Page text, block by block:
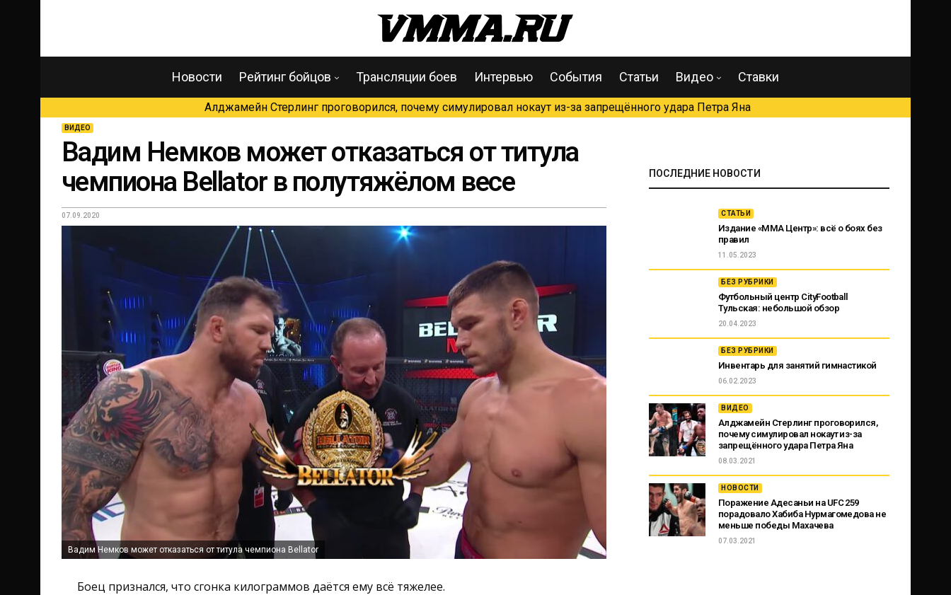
Новости Рейтинг бойцов Трансляции боев Интервью События Статьи Видео Ставки
Алджамейн Стерлинг проговорился, почему симулировал нокаут из-за запрещённого удара Петра Яна
ВИДЕО
Вадим Немков может отказаться от титула
чемпиона Bellator в полутяжёлом весе
07.09.2020
Вадим Немков может отказаться от титула чемпиона Bellator
Боец признался, что сгонка килограммов даётся ему всё тяжелее.
ПОСЛЕДНИЕ НОВОСТИ
СТАТЬИ
Издание «ММА Центр»: всё о боях без
правил
11.05.2023
БЕЗ РУБРИКИ
Футбольный центр CityFootball
Тульская: небольшой обзор
20.04.2023
БЕЗ РУБРИКИ
Инвентарь для занятий гимнастикой
06.02.2023
ВИДЕО
Алджамейн Стерлинг проговорился,
почему симулировал нокаут из-за
запрещённого удара Петра Яна
08.03.2021
НОВОСТИ
Поражение Адесаньи на UFC 259
порадовало Хабиба Нурмагомедова не
меньше победы Махачева
07.03.2021